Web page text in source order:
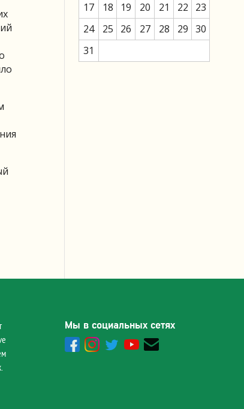
17
18 19 20 21 22
23
24
25 26 27 28 29 30
31
Мы в социальных сетях